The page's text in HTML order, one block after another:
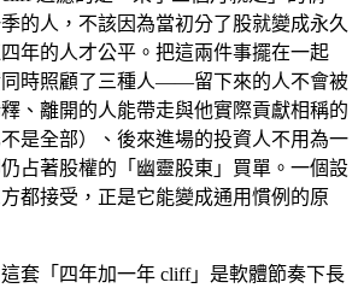
的人，不該因為當初分了股就變成永久
年的人才公平。把這兩件事擺在一起
時照顧了三種人——留下來的人不會被
、離開的人能帶走與他實際貢獻相稱的
是全部）、後來進場的投資人不用為一
占著股權的「幽靈股東」買單。一個設
都接受，正是它能變成通用慣例的原
套「四年加一年 cliff」是軟體節奏下長